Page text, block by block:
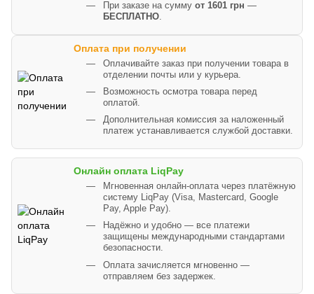
При заказе на сумму от 1601 грн —
БЕСПЛАТНО.
Оплата при получении
Оплачивайте заказ при получении товара в
отделении почты или у курьера.
Возможность осмотра товара перед
оплатой.
Дополнительная комиссия за наложенный
платеж устанавливается службой доставки.
Онлайн оплата LiqPay
Мгновенная онлайн-оплата через платёжную
систему LiqPay (Visa, Mastercard, Google
Pay, Apple Pay).
Надёжно и удобно — все платежи
защищены международными стандартами
безопасности.
Оплата зачисляется мгновенно —
отправляем без задержек.